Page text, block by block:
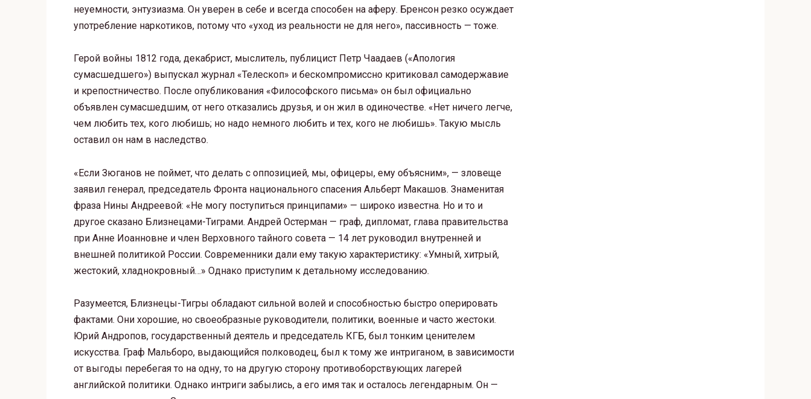
неуемности, энтузиазма. Он уверен в себе и всегда способен на аферу. Бренсон резко осуждает
употребление наркотиков, потому что «уход из реальности не для него», пассивность — тоже.
Герой войны 1812 года, декабрист, мыслитель, публицист Петр Чаадаев («Апология
сумасшедшего») выпускал журнал «Телескоп» и бескомпромиссно критиковал самодержавие
и крепостничество. После опубликования «Философского письма» он был официально
объявлен сумасшедшим, от него отказались друзья, и он жил в одиночестве. «Нет ничего легче,
чем любить тех, кого любишь; но надо немного любить и тех, кого не любишь». Такую мысль
оставил он нам в наследство.
«Если Зюганов не поймет, что делать с оппозицией, мы, офицеры, ему объясним», — зловеще
заявил генерал, председатель Фронта национального спасения Альберт Макашов. Знаменитая
фраза Нины Андреевой: «Не могу поступиться принципами» — широко известна. Но и то и
другое сказано Близнецами-Тиграми. Андрей Остерман — граф, дипломат, глава правительства
при Анне Иоанновне и член Верховного тайного совета — 14 лет руководил внутренней и
внешней политикой России. Современники дали ему такую характеристику: «Умный, хитрый,
жестокий, хладнокровный…» Однако приступим к детальному исследованию.
Разумеется, Близнецы-Тигры обладают сильной волей и способностью быстро оперировать
фактами. Они хорошие, но своеобразные руководители, политики, военные и часто жестоки.
Юрий Андропов, государственный деятель и председатель КГБ, был тонким ценителем
искусства. Граф Мальборо, выдающийся полководец, был к тому же интриганом, в зависимости
от выгоды перебегая то на одну, то на другую сторону противоборствующих лагерей
английской политики. Однако интриги забылись, а его имя так и осталось легендарным. Он —